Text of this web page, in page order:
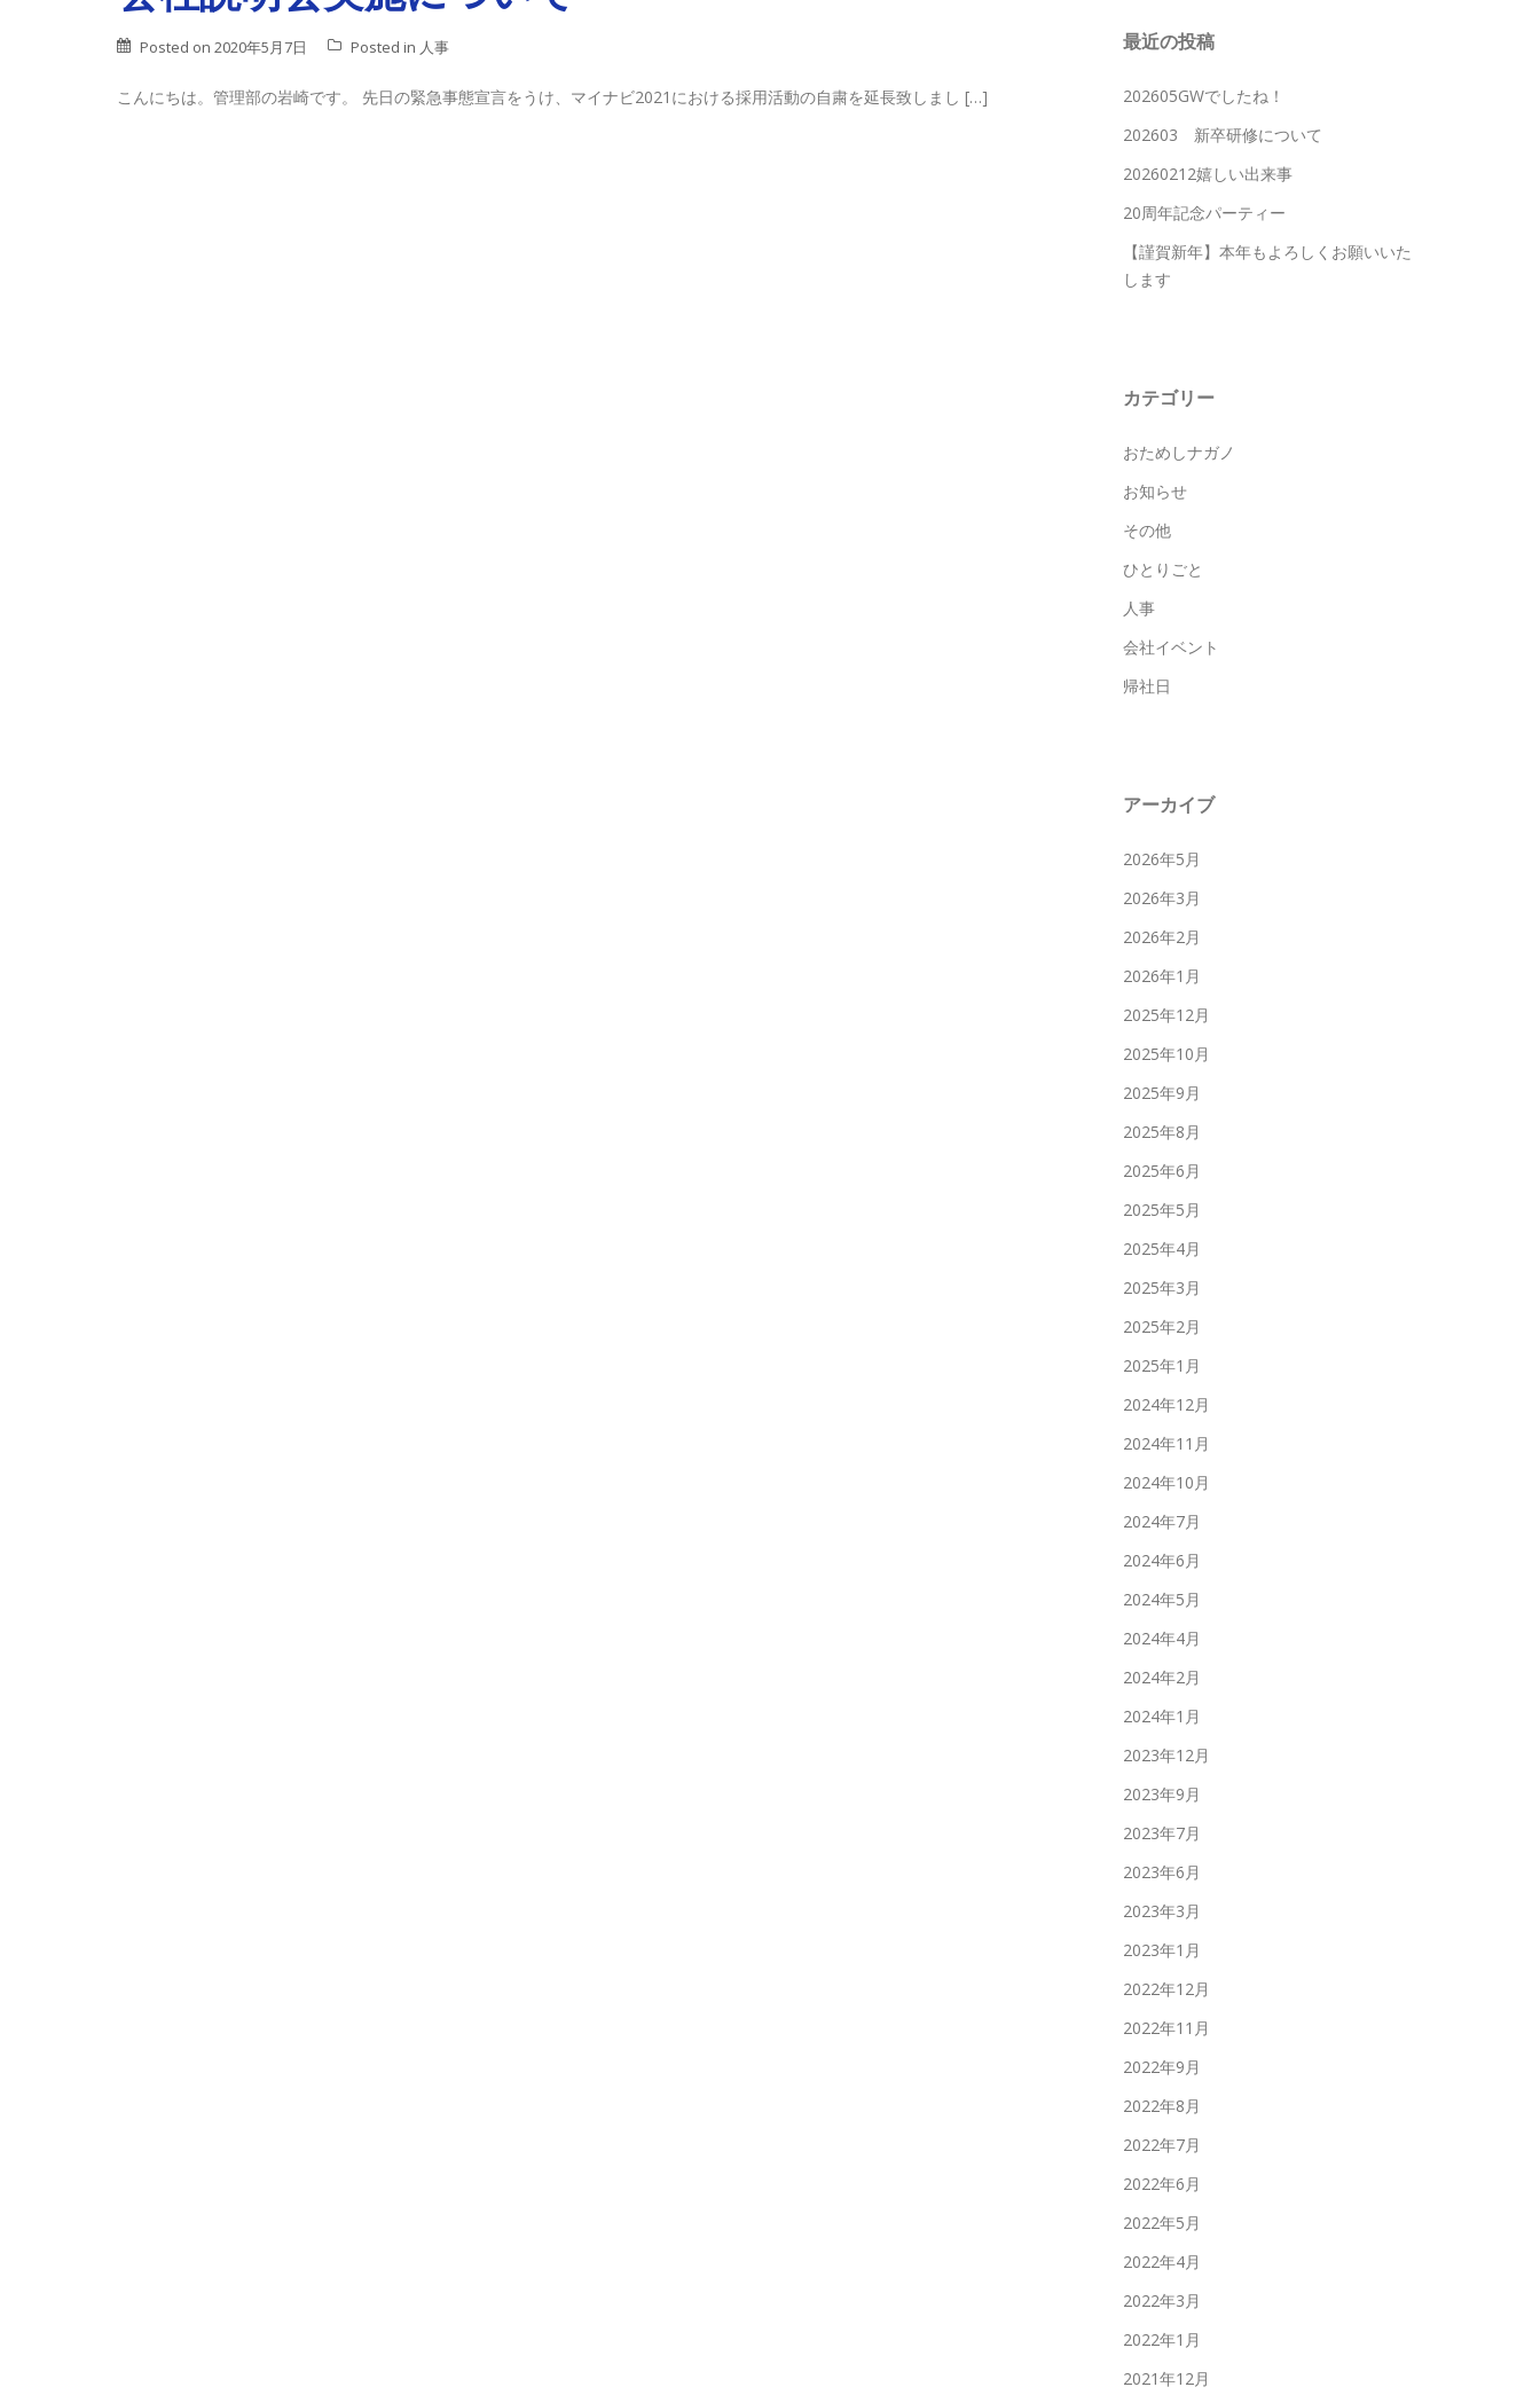
Posted on 2020年5月7日 Posted in 人事
こんにちは。管理部の岩崎です。 先日の緊急事態宣言をうけ、マイナビ2021における採用活動の自粛を延長致しまし […]
最近の投稿
202605GWでしたね！
202603 新卒研修について
20260212嬉しい出来事
20周年記念パーティー
【謹賀新年】本年もよろしくお願いいた
します
カテゴリー
おためしナガノ
お知らせ
その他
ひとりごと
人事
会社イベント
帰社日
アーカイブ
2026年5月
2026年3月
2026年2月
2026年1月
2025年12月
2025年10月
2025年9月
2025年8月
2025年6月
2025年5月
2025年4月
2025年3月
2025年2月
2025年1月
2024年12月
2024年11月
2024年10月
2024年7月
2024年6月
2024年5月
2024年4月
2024年2月
2024年1月
2023年12月
2023年9月
2023年7月
2023年6月
2023年3月
2023年1月
2022年12月
2022年11月
2022年9月
2022年8月
2022年7月
2022年6月
2022年5月
2022年4月
2022年3月
2022年1月
2021年12月